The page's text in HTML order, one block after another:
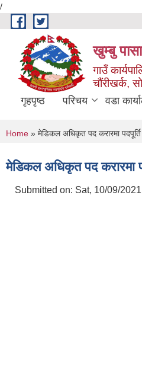
/
Skip to main content
खुम्बु
गाउँ
चौंरीखर्क,
गृहपृष्ठ परिचय वडा
You are here
Home » मेडिकल अधिकृत पद करारमा पदपूर्ति
मेडिकल अधिकृत पद करारमा
Submitted on: Sat, 10/09/